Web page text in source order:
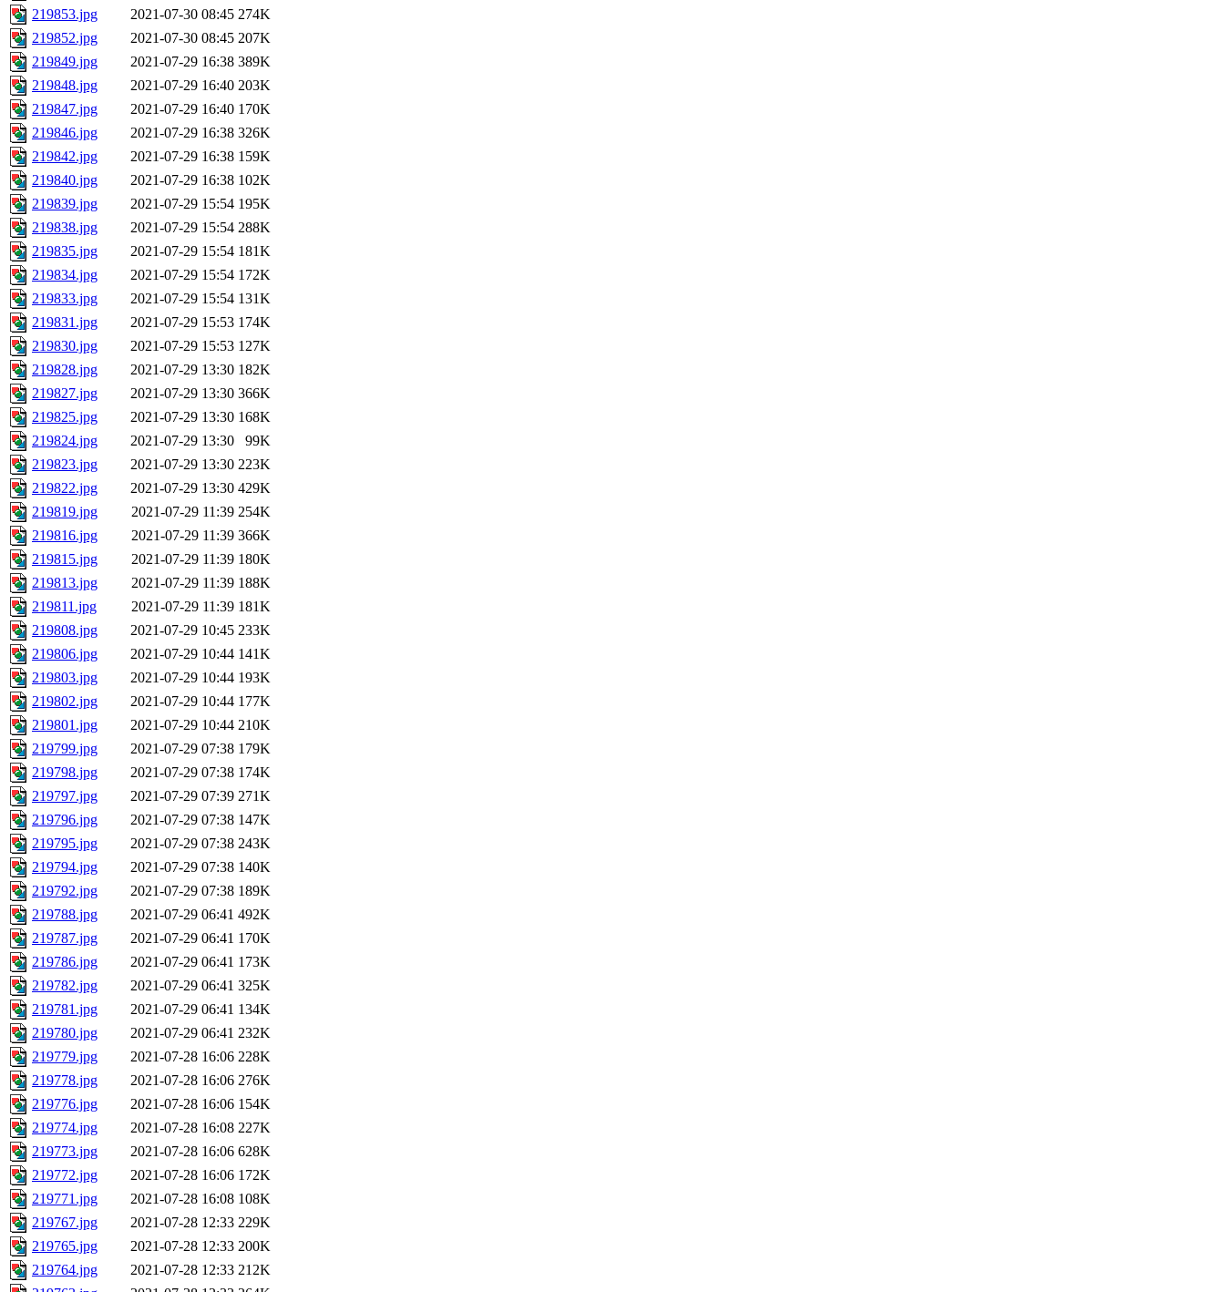
219853.jpg
2021-07-30 08:45 274K
219852.jpg
2021-07-30 08:45 207K
219849.jpg
2021-07-29 16:38 389K
219848.jpg
2021-07-29 16:40 203K
219847.jpg
2021-07-29 16:40 170K
219846.jpg
2021-07-29 16:38 326K
219842.jpg
2021-07-29 16:38 159K
219840.jpg
2021-07-29 16:38 102K
219839.jpg
2021-07-29 15:54 195K
219838.jpg
2021-07-29 15:54 288K
219835.jpg
2021-07-29 15:54 181K
219834.jpg
2021-07-29 15:54 172K
219833.jpg
2021-07-29 15:54 131K
219831.jpg
2021-07-29 15:53 174K
219830.jpg
2021-07-29 15:53 127K
219828.jpg
2021-07-29 13:30 182K
219827.jpg
2021-07-29 13:30 366K
219825.jpg
2021-07-29 13:30 168K
219824.jpg
2021-07-29 13:30
99K
219823.jpg
2021-07-29 13:30 223K
219822.jpg
2021-07-29 13:30 429K
219819.jpg
2021-07-29 11:39 254K
219816.jpg
2021-07-29 11:39 366K
219815.jpg
2021-07-29 11:39 180K
219813.jpg
2021-07-29 11:39 188K
219811.jpg
2021-07-29 11:39 181K
219808.jpg
2021-07-29 10:45 233K
219806.jpg
2021-07-29 10:44 141K
219803.jpg
2021-07-29 10:44 193K
219802.jpg
2021-07-29 10:44 177K
219801.jpg
2021-07-29 10:44 210K
219799.jpg
2021-07-29 07:38 179K
219798.jpg
2021-07-29 07:38 174K
219797.jpg
2021-07-29 07:39 271K
219796.jpg
2021-07-29 07:38 147K
219795.jpg
2021-07-29 07:38 243K
219794.jpg
2021-07-29 07:38 140K
219792.jpg
2021-07-29 07:38 189K
219788.jpg
2021-07-29 06:41 492K
219787.jpg
2021-07-29 06:41 170K
219786.jpg
2021-07-29 06:41 173K
219782.jpg
2021-07-29 06:41 325K
219781.jpg
2021-07-29 06:41 134K
219780.jpg
2021-07-29 06:41 232K
219779.jpg
2021-07-28 16:06 228K
219778.jpg
2021-07-28 16:06 276K
219776.jpg
2021-07-28 16:06 154K
219774.jpg
2021-07-28 16:08 227K
219773.jpg
2021-07-28 16:06 628K
219772.jpg
2021-07-28 16:06 172K
219771.jpg
2021-07-28 16:08 108K
219767.jpg
2021-07-28 12:33 229K
219765.jpg
2021-07-28 12:33 200K
219764.jpg
2021-07-28 12:33 212K